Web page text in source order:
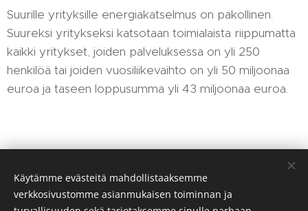
Suurille yrityksille energiakatselmus on pakollinen.
Suureksi yritykseksi katsotaan toimialaista riippumatta
kaikki yritykset, joiden palveluksessa on yli 250
henkilöä tai joiden vuosiliikevaihto on yli 50 miljoonaa
euroa ja taseen loppusumma yli 43 miljoonaa euroa.
Insinööritoimisto Snickars Oy, Rantakuja 8, 68580
Luoto, Himistået 21, 65450 Sulva, 0440625570
Käytämme evästeitä mahdollistaaksemme
verkkosivustomme asianmukaisen toiminnan ja